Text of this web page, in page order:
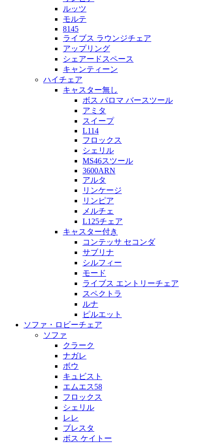
ルッツ
モルテ
8145
ライブス ラウンジチェア
アップリング
シェアードスペース
キャンティーン
ハイチェア
キャスター無し
ボス パロマ バースツール
アミタ
スイープ
L114
フロックス
シェリル
MS46スツール
3600ARN
アルタ
リンケージ
リンピア
メルチェ
L125チェア
キャスター付き
コンテッサ セコンダ
サブリナ
シルフィー
モード
ライブス エントリーチェア
スペクトラ
ルナ
ピルエット
ソファ・ロビーチェア
ソファ
クラーク
ナガレ
ボウ
キュビスト
エムエス58
フロックス
シェリル
レレ
ブレスタ
ボス ケイトー